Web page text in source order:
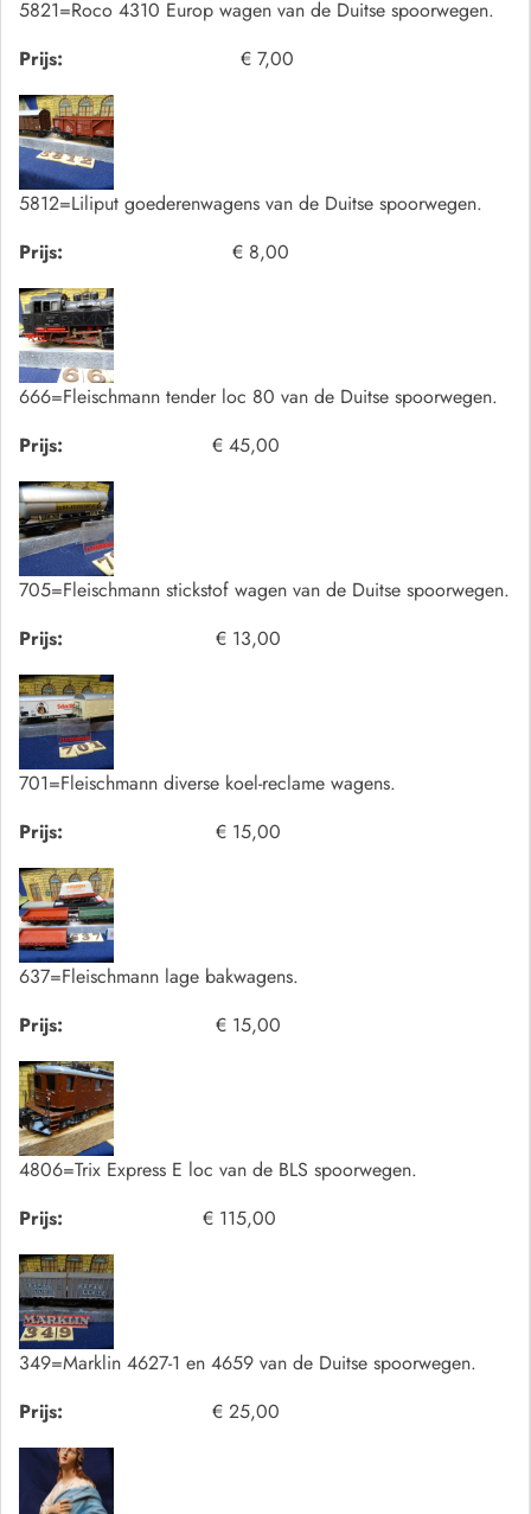
5821=Roco 4310 Europ wagen van de Duitse spoorwegen.
Prijs:
€ 7,00
5812=Liliput goederenwagens van de Duitse spoorwegen.
Prijs:
€ 8,00
666=Fleischmann tender loc 80 van de Duitse spoorwegen.
Prijs:
€ 45,00
705=Fleischmann stickstof wagen van de Duitse spoorwegen.
Prijs:
€ 13,00
701=Fleischmann diverse koel-reclame wagens.
Prijs:
€ 15,00
637=Fleischmann lage bakwagens.
Prijs:
€ 15,00
4806=Trix Express E loc van de BLS spoorwegen.
Prijs:
€ 115,00
349=Marklin 4627-1 en 4659 van de Duitse spoorwegen.
Prijs:
€ 25,00